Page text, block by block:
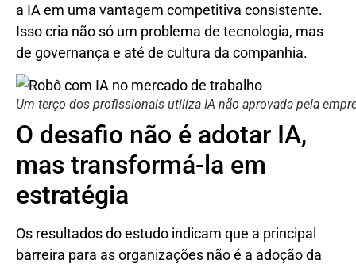
a IA em uma vantagem competitiva consistente.
Isso cria não só um problema de tecnologia, mas
de governança e até de cultura da companhia.
Um terço dos profissionais utiliza IA não aprovada pela
O desafio não é adotar IA,
mas transformá-la em
estratégia
Os resultados do estudo indicam que a principal
barreira para as organizações não é a adoção da